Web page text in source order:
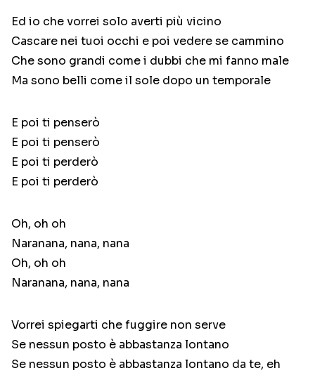
Ed io che vorrei solo averti più vicino
Cascare nei tuoi occhi e poi vedere se cammino
Che sono grandi come i dubbi che mi fanno male
Ma sono belli come il sole dopo un temporale
E poi ti penserò
E poi ti penserò
E poi ti perderò
E poi ti perderò
Oh, oh oh
Naranana, nana, nana
Oh, oh oh
Naranana, nana, nana
Vorrei spiegarti che fuggire non serve
Se nessun posto è abbastanza lontano
Se nessun posto è abbastanza lontano da te, eh